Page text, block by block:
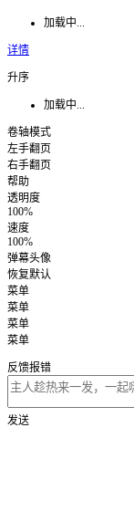
加载中...
详情
升序
加载中...
卷轴模式
左手翻页
右手翻页
帮助
透明度
100%
速度
100%
弹幕头像
恢复默认
菜单
菜单
菜单
菜单
反馈报错
发送